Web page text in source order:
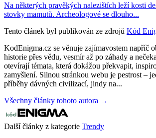
Na některých pravěkých nalezištích leží kosti
stovky mamutů. Archeologové se dlouho...
Tento článek byl publikován ze zdrojů Kód
KodEnigma.cz se věnuje zajímavostem napříč
historie přes vědu, vesmír až po záhady a
otevírají témata, která dokážou překvapit,
zamyšlení. Silnou stránkou webu je pestrost –
příběhy dávných civilizací, jindy na...
Všechny články tohoto autora →
Další články z kategorie Trendy